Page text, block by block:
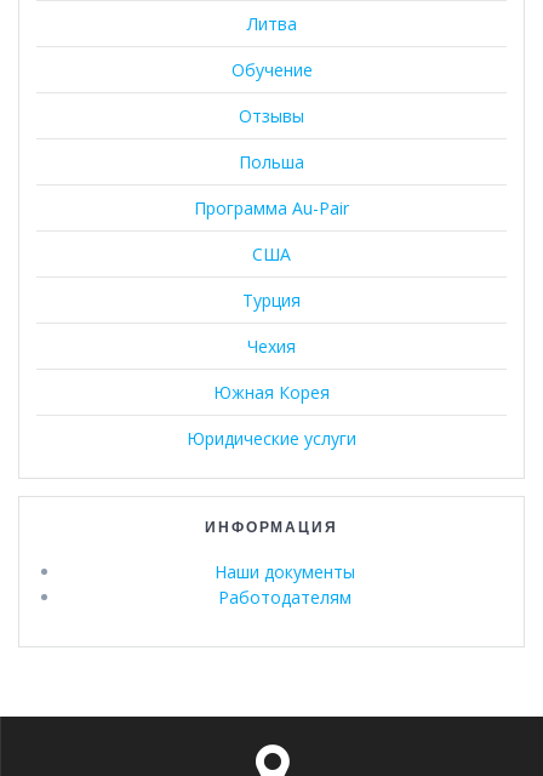
Литва
Обучение
Отзывы
Польша
Программа Au-Pair
США
Турция
Чехия
Южная Корея
Юридические услуги
ИНФОРМАЦИЯ
Наши документы
Работодателям